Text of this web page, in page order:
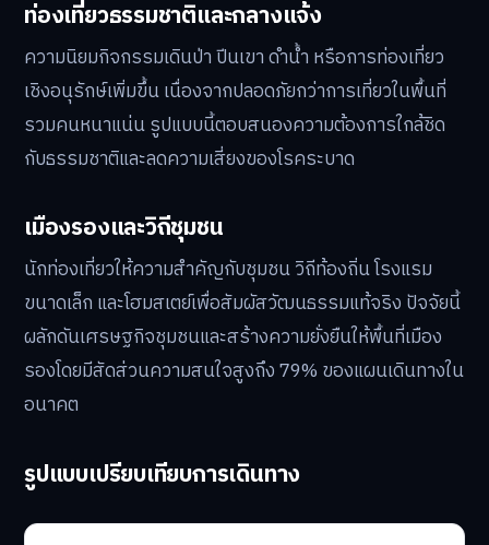
ท่องเที่ยวธรรมชาติและกลางแจ้ง
ความนิยมกิจกรรมเดินป่า ปีนเขา ดำน้ำ หรือการท่องเที่ยว
เชิงอนุรักษ์เพิ่มขึ้น เนื่องจากปลอดภัยกว่าการเที่ยวในพื้นที่
รวมคนหนาแน่น รูปแบบนี้ตอบสนองความต้องการใกล้ชิด
กับธรรมชาติและลดความเสี่ยงของโรคระบาด
เมืองรองและวิถีชุมชน
นักท่องเที่ยวให้ความสำคัญกับชุมชน วิถีท้องถิ่น โรงแรม
ขนาดเล็ก และโฮมสเตย์เพื่อสัมผัสวัฒนธรรมแท้จริง ปัจจัยนี้
ผลักดันเศรษฐกิจชุมชนและสร้างความยั่งยืนให้พื้นที่เมือง
รองโดยมีสัดส่วนความสนใจสูงถึง 79% ของแผนเดินทางใน
อนาคต
รูปแบบเปรียบเทียบการเดินทาง